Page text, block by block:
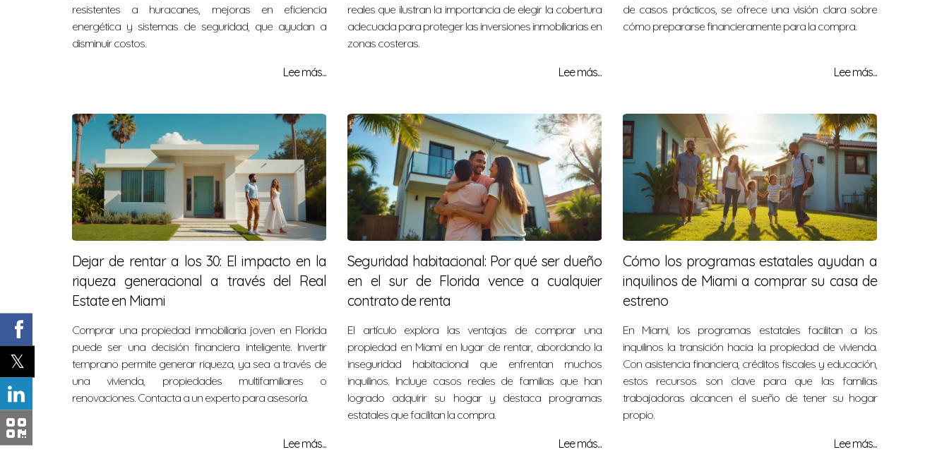
resistentes a huracanes, mejoras en eficiencia
energética y sistemas de seguridad, que ayudan a
disminuir costos.
Lee más...
reales que ilustran la importancia de elegir la cobertura
adecuada para proteger las inversiones inmobiliarias en
zonas costeras.
Lee más...
de casos prácticos, se ofrece una visión clara sobre
cómo prepararse financieramente para la compra.
Lee más...
Dejar de rentar a los 30: El impacto en la
riqueza generacional a través del Real
Estate en Miami
Comprar una propiedad inmobiliaria joven en Florida
puede ser una decisión financiera inteligente. Invertir
temprano permite generar riqueza, ya sea a través de
una vivienda, propiedades multifamiliares o
renovaciones. Contacta a un experto para asesoría.
Lee más...
Seguridad habitacional: Por qué ser dueño
en el sur de Florida vence a cualquier
contrato de renta
El artículo explora las ventajas de comprar una
propiedad en Miami en lugar de rentar, abordando la
inseguridad habitacional que enfrentan muchos
inquilinos. Incluye casos reales de familias que han
logrado adquirir su hogar y destaca programas
estatales que facilitan la compra.
Lee más...
Cómo los programas estatales ayudan a
inquilinos de Miami a comprar su casa de
estreno
En Miami, los programas estatales facilitan a los
inquilinos la transición hacia la propiedad de vivienda.
Con asistencia financiera, créditos fiscales y educación,
estos recursos son clave para que las familias
trabajadoras alcancen el sueño de tener su hogar
propio.
Lee más...